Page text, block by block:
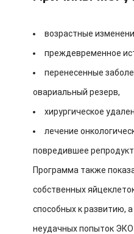
возрастные
преждевременное
перенесенные
овариальный резерв,
хирургическое
лечение
повредившее
Программа также
собственных
способных к развитию,
неудачных попыток